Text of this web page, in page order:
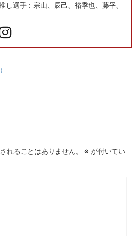
し選手：宗山、辰己、裕季也、藤平、
れることはありません。 ※ が付いてい